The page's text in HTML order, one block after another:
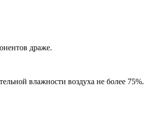
драже.
влажности воздуха не более 75%.